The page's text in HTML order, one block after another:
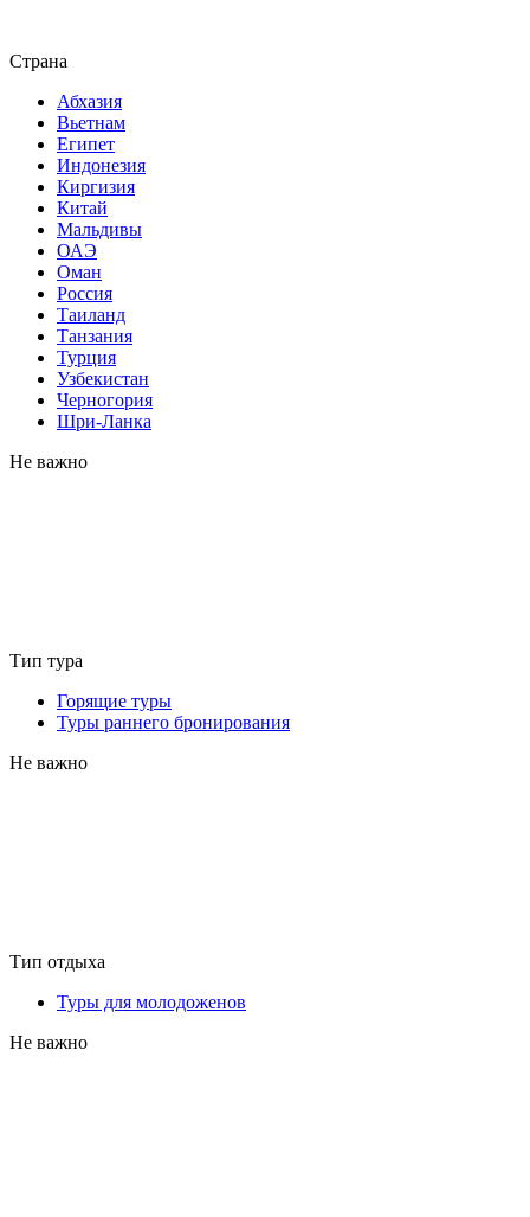
Страна
Абхазия
Вьетнам
Египет
Индонезия
Киргизия
Китай
Мальдивы
ОАЭ
Оман
Россия
Таиланд
Танзания
Турция
Узбекистан
Черногория
Шри-Ланка
Не важно
Тип тура
Горящие туры
Туры раннего бронирования
Не важно
Тип отдыха
Туры для молодоженов
Не важно